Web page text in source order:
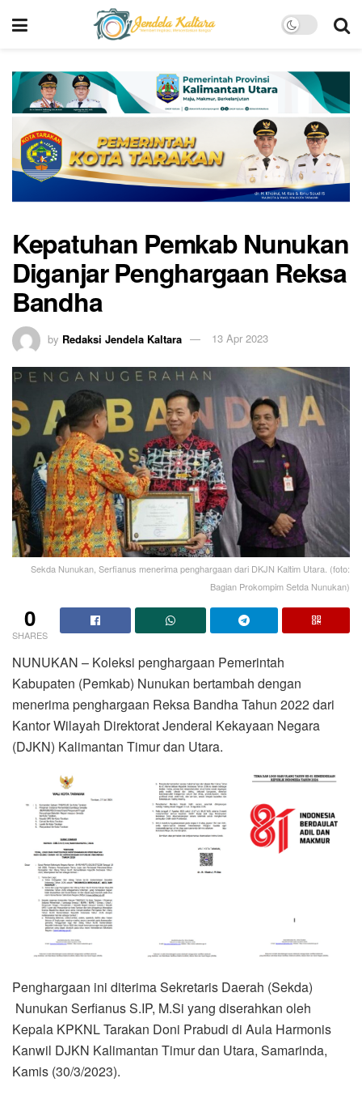
Kepatuhan Pemkab Nunukan
Diganjar Penghargaan Reksa
Bandha
by Redaksi Jendela Kaltara 13 Apr 2023
Sekda Nunukan, Serfianus menerima penghargaan dari DKJN Kaltim Utara. (foto:
Bagian Prokompim Setda Nunukan)
0
SHARES
NUNUKAN – Koleksi penghargaan Pemerintah
Kabupaten (Pemkab) Nunukan bertambah dengan
menerima penghargaan Reksa Bandha Tahun 2022 dari
Kantor Wilayah Direktorat Jenderal Kekayaan Negara
(DJKN) Kalimantan Timur dan Utara.
Penghargaan ini diterima Sekretaris Daerah (Sekda)
Nunukan Serfianus S.IP, M.Si yang diserahkan oleh
Kepala KPKNL Tarakan Doni Prabudi di Aula Harmonis
Kanwil DJKN Kalimantan Timur dan Utara, Samarinda,
Kamis (30/3/2023).